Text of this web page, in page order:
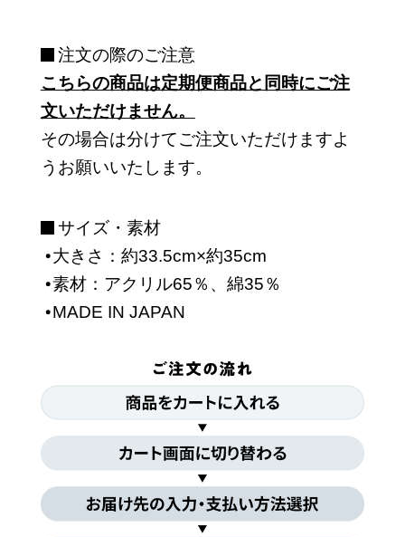
注文の際のご注意
こちらの商品は定期便商品と同時にご注
文いただけません。
その場合は分けてご注文いただけますよ
うお願いいたします。
サイズ・素材
大きさ：約33.5cm×約35cm
素材：アクリル65％、綿35％
MADE IN JAPAN